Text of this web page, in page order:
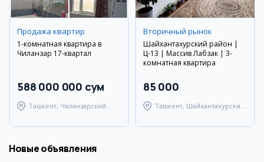
Продажа квартир
1-комнатная квартира в
Чиланзар 17-квартал
588 000 000 сум
Ташкент, Чиланзарский
Вторичный рынок
Шайхантахурский район |
Ц-13 | Массив Лабзак | 3-
комнатная квартира
85 000
Ташкент, Шайхантахурский
Новые объявления